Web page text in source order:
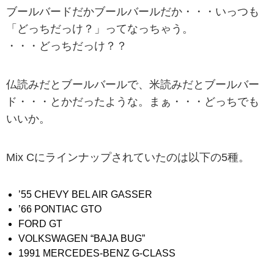
ブールバードだかブールバールだか・・・いっつも
「どっちだっけ？」ってなっちゃう。
・・・どっちだっけ？？
仏読みだとブールバールで、米読みだとブールバー
ド・・・とかだったような。まぁ・・・どっちでも
いいか。
Mix Cにラインナップされていたのは以下の5種。
’55 CHEVY BEL AIR GASSER
’66 PONTIAC GTO
FORD GT
VOLKSWAGEN “BAJA BUG”
1991 MERCEDES-BENZ G-CLASS